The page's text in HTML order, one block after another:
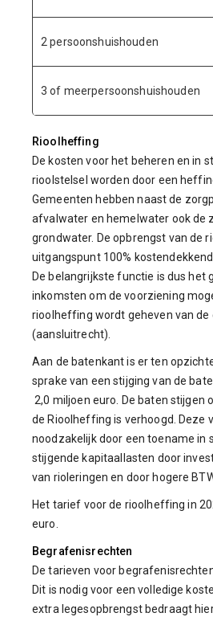
2 persoonshuishouden
3 of meerpersoonshuishouden
Rioolheffing
De kosten voor het beheren en in
rioolstelsel worden door een
Gemeenten hebben naast de
afvalwater en hemelwater ook de
grondwater. De opbrengst van de
uitgangspunt 100%
De belangrijkste functie is dus het
inkomsten om de voorziening
rioolheffing wordt geheven van de
(aansluitrecht).
Aan de batenkant is er ten
sprake van een stijging van de
2,0 miljoen euro. De baten stijgen
de Rioolheffing is verhoogd. Deze
noodzakelijk door een toename in
stijgende kapitaallasten door
van rioleringen en door hogere
Het tarief voor de rioolheffing in
euro.
Begrafenisrechten
De tarieven voor
Dit is nodig voor een volledige
extra legesopbrengst bedraagt